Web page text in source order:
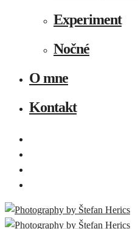
Experiment
Nočné
O mne
Kontakt